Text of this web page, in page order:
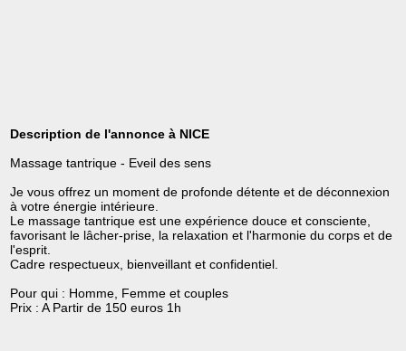
Description de l'annonce à NICE
Massage tantrique - Eveil des sens
Je vous offrez un moment de profonde détente et de déconnexion
à votre énergie intérieure.
Le massage tantrique est une expérience douce et consciente,
favorisant le lâcher-prise, la relaxation et l'harmonie du corps et de
l'esprit.
Cadre respectueux, bienveillant et confidentiel.
Pour qui : Homme, Femme et couples
Prix : A Partir de 150 euros 1h